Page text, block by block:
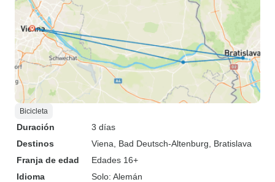
Bicicleta
Duración
3 días
Destinos
Viena , Bad Deutsch-Altenburg , Bratislava
Franja de edad
Edades 16+
Idioma
Solo: Alemán